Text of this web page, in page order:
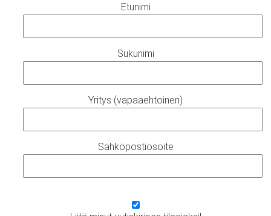
Etunimi
Sukunimi
Yritys (vapaaehtoinen)
Sähköpostiosoite